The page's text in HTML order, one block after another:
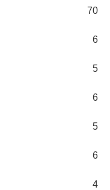
70
6
5
6
5
6
4